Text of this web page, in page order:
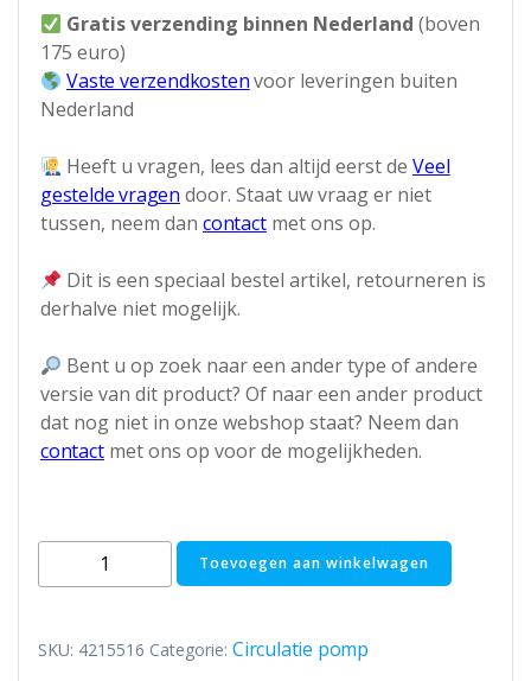
Gratis verzending binnen Nederland (boven
175 euro)
Vaste verzendkostenvoor leveringen buiten
Nederland
Heeft u vragen, lees dan altijd eerst deVeel
gestelde vragen door. Staat uw vraag er niet
tussen, neem dan contactmet ons op.
Dit is een speciaal bestel artikel, retourneren is
derhalve niet mogelijk.
Bent u op zoek naar een ander type of andere
versie van dit product? Of naar een ander product
dat nog niet in onze webshop staat? Neem dan
contactmet ons op voor de mogelijkheden.
Yonos
25
Toevoegen aan winkelwagen
SKU: 4215516 Categorie: Circulatie pomp